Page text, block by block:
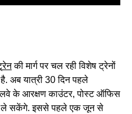
की मार्ग पर चल रही विशेष ट्रेनों
अब यात्री 30 दिन पहले
के आरक्षण काउंटर, पोस्ट ऑफिस
ले सकेंगे. इससे पहले एक जून से